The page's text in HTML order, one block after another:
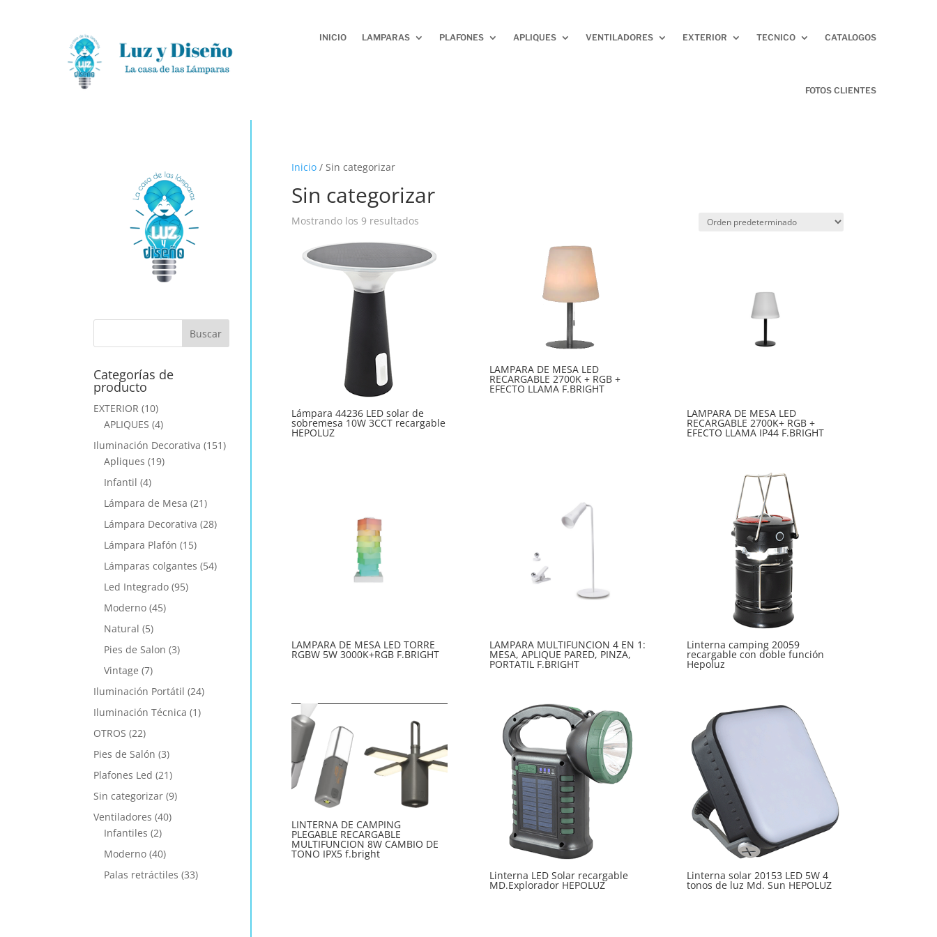
INICIO LAMPARAS PLAFONES APLIQUES VENTILADORES EXTERIOR TECNICO CATALOGOS
FOTOS CLIENTES
Inicio/ Sin categorizar
Sin categorizar
Mostrando los 9 resultados
Lámpara 44236 LED solar de
sobremesa 10W 3CCT recargable
HEPOLUZ
LAMPARA DE MESA LED
RECARGABLE 2700K + RGB +
EFECTO LLAMA F.BRIGHT
LAMPARA DE MESA LED
RECARGABLE 2700K+ RGB +
EFECTO LLAMA IP44 F.BRIGHT
LAMPARA DE MESA LED TORRE
RGBW 5W 3000K+RGB F.BRIGHT
LAMPARA MULTIFUNCION 4 EN 1:
MESA, APLIQUE PARED, PINZA,
PORTATIL F.BRIGHT
Linterna camping 20059
recargable con doble función
Hepoluz
LINTERNA DE CAMPING
PLEGABLE RECARGABLE
MULTIFUNCION 8W CAMBIO DE
TONO IPX5 f.bright
Linterna LED Solar recargable
MD.Explorador HEPOLUZ
Linterna solar 20153 LED 5W 4
tonos de luz Md. Sun HEPOLUZ
Categorías de
producto
EXTERIOR (10)
APLIQUES (4)
Iluminación Decorativa (151)
Apliques (19)
Infantil (4)
Lámpara de Mesa (21)
Lámpara Decorativa (28)
Lámpara Plafón (15)
Lámparas colgantes (54)
Led Integrado (95)
Moderno (45)
Natural (5)
Pies de Salon (3)
Vintage (7)
Iluminación Portátil (24)
Iluminación Técnica (1)
OTROS (22)
Pies de Salón (3)
Plafones Led (21)
Sin categorizar (9)
Ventiladores (40)
Infantiles (2)
Moderno (40)
Palas retráctiles (33)